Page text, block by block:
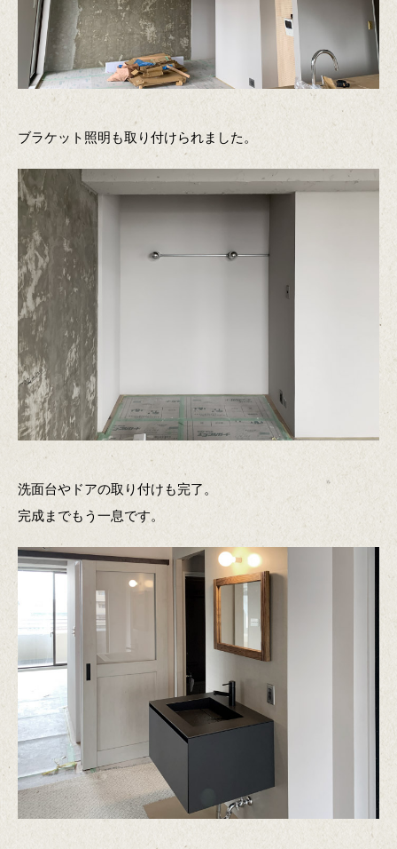
ブラケット照明も取り付けられました。
洗面台やドアの取り付けも完了。
完成までもう一息です。